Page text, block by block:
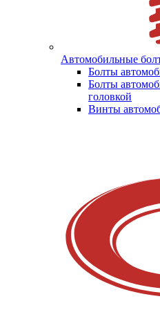
Автомобильные
Болты
Болты
головкой
Винты